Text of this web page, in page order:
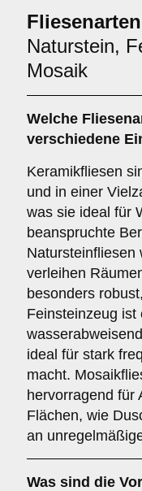
Fliesenarten
Naturstein,
Mosaik
Welche
verschiedene
Keramikfliesen
und in einer
was sie ideal für
beanspruchte
Natursteinfliesen
verleihen
besonders
Feinsteinzeug ist
ideal für stark
macht.
hervorragend für
Flächen, wie
an
Was sind die